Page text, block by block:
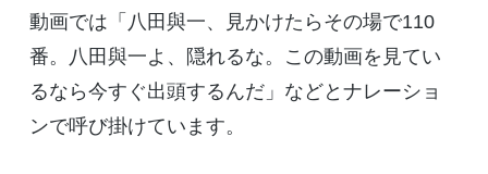
動画では「八田與一、見かけたらその場で110
番。八田與一よ、隠れるな。この動画を見てい
るなら今すぐ出頭するんだ」などとナレーショ
ンで呼び掛けています。